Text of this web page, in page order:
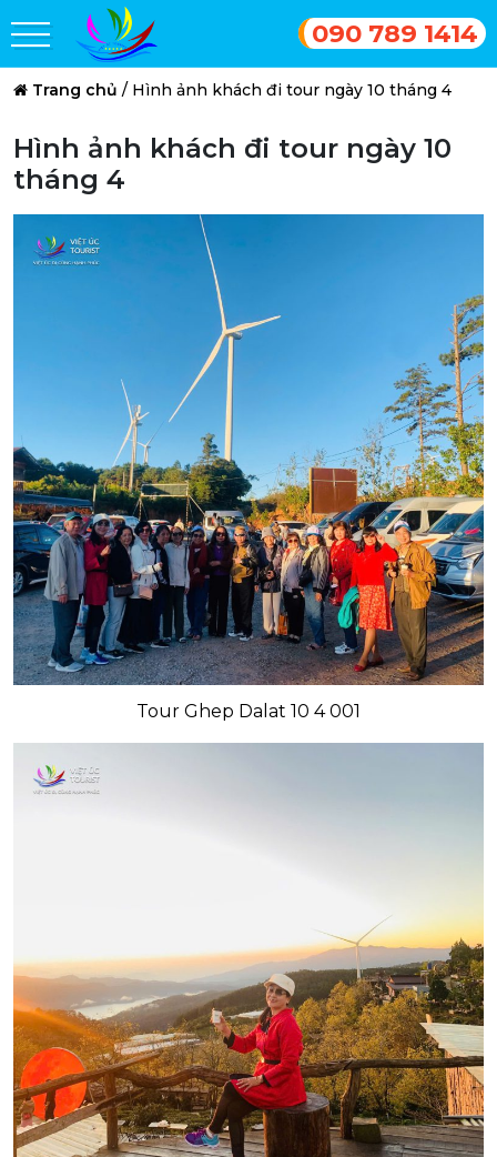
090 789 1414
Trang chủ / Hình ảnh khách đi tour ngày 10 tháng 4
Hình ảnh khách đi tour ngày 10
tháng 4
Tour Ghep Dalat 10 4 001